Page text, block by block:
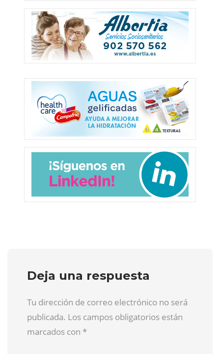
Deja una respuesta
Tu dirección de correo electrónico no será
publicada. Los campos obligatorios están
marcados con *